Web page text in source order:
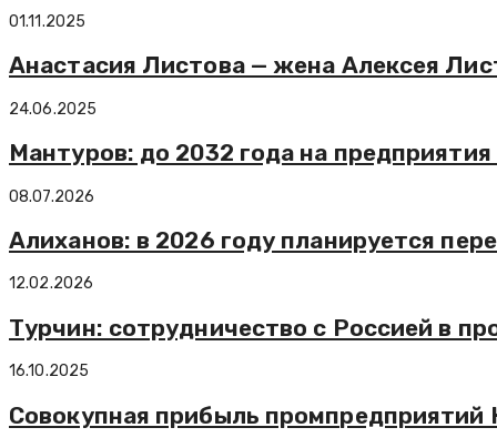
01.11.2025
Анастасия Листова — жена Алексея
24.06.2025
Мантуров: до 2032 года на
08.07.2026
Алиханов: в 2026 году планируется
12.02.2026
Турчин: сотрудничество с Россией в
16.10.2025
Совокупная прибыль промпредприятий